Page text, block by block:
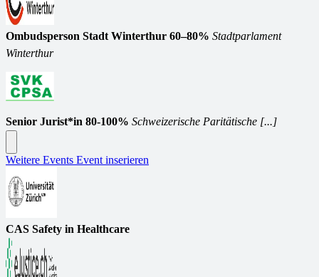
Ombudsperson Stadt Winterthur 60–80% Stadtparlament
Winterthur
Senior Jurist*in 80-100% Schweizerische Paritätische [...]
Weitere Events Event inserieren
CAS Safety in Healthcare